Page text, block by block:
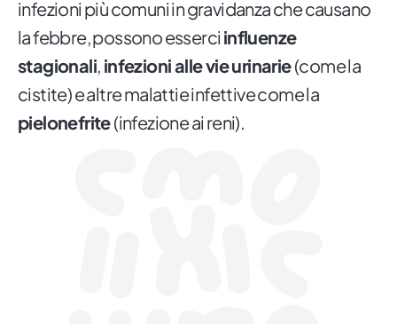
infezioni più comuni in gravidanza che causano
la febbre, possono esserci influenze
stagionali, infezioni alle vie urinarie(come la
cistite) e altre malattie infettive come la
pielonefrite(infezione ai reni).